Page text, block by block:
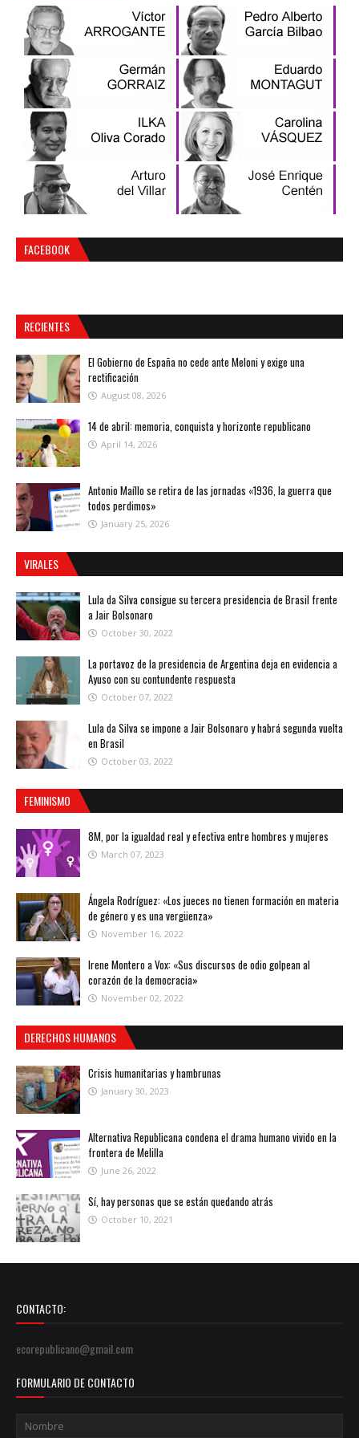
FACEBOOK
RECIENTES
El Gobierno de España no cede ante Meloni y exige una
rectificación
August 08, 2026
14 de abril: memoria, conquista y horizonte republicano
April 14, 2026
Antonio Maíllo se retira de las jornadas «1936, la guerra que
todos perdimos»
January 25, 2026
VIRALES
Lula da Silva consigue su tercera presidencia de Brasil frente
a Jair Bolsonaro
October 30, 2022
La portavoz de la presidencia de Argentina deja en evidencia a
Ayuso con su contundente respuesta
October 07, 2022
Lula da Silva se impone a Jair Bolsonaro y habrá segunda vuelta
en Brasil
October 03, 2022
FEMINISMO
8M, por la igualdad real y efectiva entre hombres y mujeres
March 07, 2023
Ángela Rodríguez: «Los jueces no tienen formación en materia
de género y es una vergüenza»
November 16, 2022
Irene Montero a Vox: «Sus discursos de odio golpean al
corazón de la democracia»
November 02, 2022
DERECHOS HUMANOS
Crisis humanitarias y hambrunas
January 30, 2023
Alternativa Republicana condena el drama humano vivido en la
frontera de Melilla
June 26, 2022
Sí, hay personas que se están quedando atrás
October 10, 2021
CONTACTO:
ecorepublicano@gmail.com
FORMULARIO DE CONTACTO